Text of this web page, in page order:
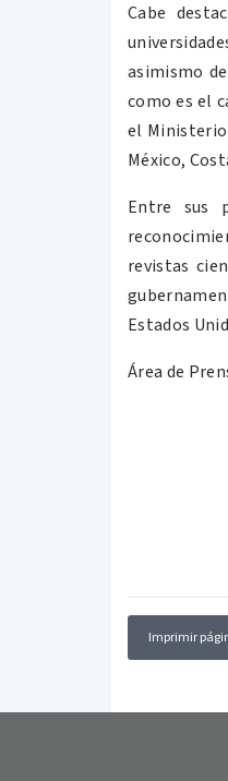
Cabe
asimismo
como es el
el Ministerio
México,
Entre sus
revistas
Estados
Área de
Imprimir